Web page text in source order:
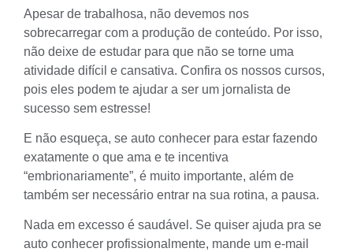
Apesar de trabalhosa, não devemos nos
sobrecarregar com a produção de conteúdo. Por isso,
não deixe de estudar para que não se torne uma
atividade difícil e cansativa. Confira os nossos cursos,
pois eles podem te ajudar a ser um jornalista de
sucesso sem estresse!
E não esqueça, se auto conhecer para estar fazendo
exatamente o que ama e te incentiva
“embrionariamente”, é muito importante, além de
também ser necessário entrar na sua rotina, a pausa.
Nada em excesso é saudável. Se quiser ajuda pra se
auto conhecer profissionalmente, mande um e-mail